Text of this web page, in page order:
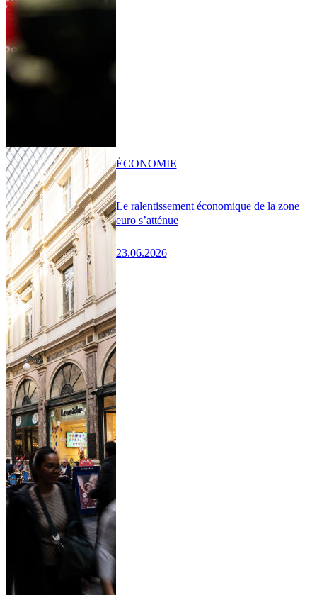
Le ralentissement économique de la zone
euro s’atténue
23.06.2026
ÉCONOMIE